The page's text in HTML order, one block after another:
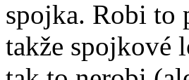
spojka. Robi to
takže spojkové